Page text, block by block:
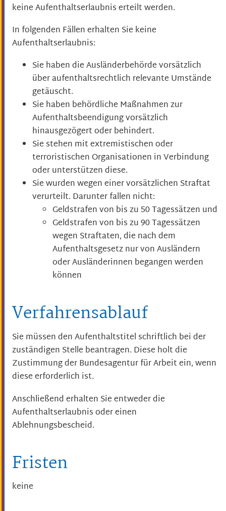
keine Aufenthaltserlaubnis erteilt werden.
In folgenden Fällen erhalten Sie keine
Aufenthaltserlaubnis:
Sie haben die Ausländerbehörde vorsätzlich
über aufenthaltsrechtlich relevante Umstände
getäuscht.
Sie haben behördliche Maßnahmen zur
Aufenthaltsbeendigung vorsätzlich
hinausgezögert oder behindert.
Sie stehen mit extremistischen oder
terroristischen Organisationen in Verbindung
oder unterstützen diese.
Sie wurden wegen einer vorsätzlichen Straftat
verurteilt. Darunter fallen nicht:
Geldstrafen von bis zu 50 Tagessätzen und
Geldstrafen von bis zu 90 Tagessätzen
wegen Straftaten, die nach dem
Aufenthaltsgesetz nur von Ausländern
oder Ausländerinnen begangen werden
können
Verfahrensablauf
Sie müssen den Aufenthaltstitel schriftlich bei der
zuständigen Stelle beantragen. Diese holt die
Zustimmung der Bundesagentur für Arbeit ein, wenn
diese erforderlich ist.
Anschließend erhalten Sie entweder die
Aufenthaltserlaubnis oder einen
Ablehnungsbescheid.
Fristen
keine